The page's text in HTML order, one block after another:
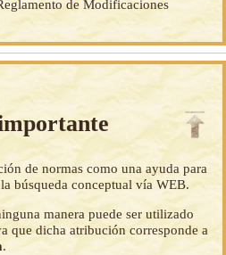
de Modificaciones
de normas como una ayuda para
búsqueda conceptual vía WEB.
manera puede ser utilizado
que dicha atribución corresponde a
.